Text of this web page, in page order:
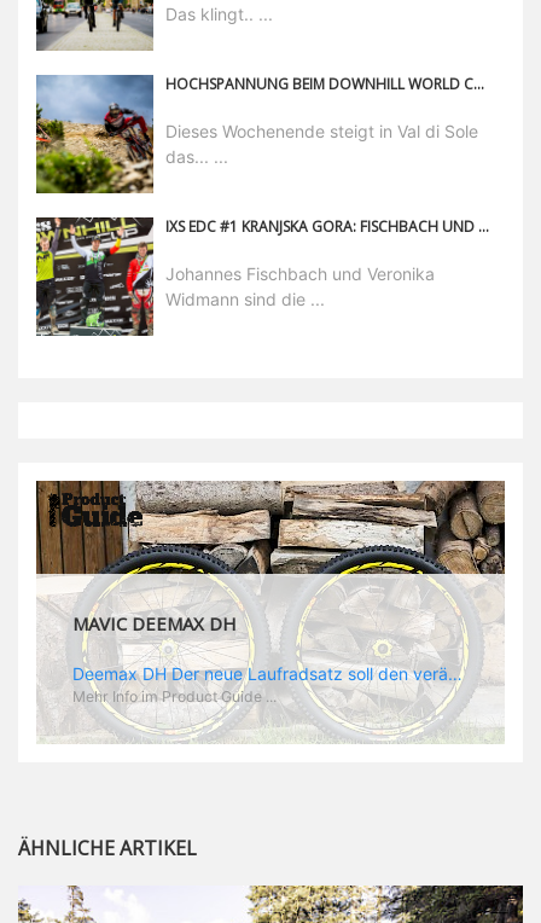
Das klingt.. ...
HOCHSPANNUNG BEIM DOWNHILL WORLD CUP FINALE
Dieses Wochenende steigt in Val di Sole
das... ...
IXS EDC #1 KRANJSKA GORA: FISCHBACH UND WIDMANN GEWINNEN SAISONAUFTAKT
Johannes Fischbach und Veronika
Widmann sind die ...
MAVIC DEEMAX DH
Deemax DH Der neue Laufradsatz soll den veränderten Ansprüchen im Downhill Einsatz gerecht werden: die Geschwindigkeiten werden immer höher, die Kräfte, die aufs Material wirken ebenfalls. Damit steigen natürlich auch die Ansprüche der Fahrer ans Material. Das einzige, was eventuell niedriger wird, ist der Reifendruck. Somit ergibt sich der Anforderungskatalog an das Deemax-Update. Hier ist das Ergebnis: - der Laufradsatz bekam eine neue Felge mit 28 mm Innenbreite. Laut Scott Sharples ist das der beste Kompromiss aus Stabilität, Gewicht und Steifigkeit, vor allem aber passt diese Breite am besten zu den Reifen, die aktuell auf dem Markt sind und im Renneinsatz gefahren werden. Es gehe auch breite und schmaler, 28 mm hätten sich aber im Test als Optimum herausgestellt. - mit einem 4D-Fertigungsprozess wurde die Materialverteilung optimiert: Stabilität dort, wo sie erforderlich ist, Gewichtsersparnis da, wo es Sinn macht. Somit gibt Mavic eine GGewichtsersparnis von 15 % an, ohne an Stabilität einzubüßen - neue, ultraleichte „double butted“ Speichen und ein super effizienter Freilauf - Mavics bewährtes UST System für perfekte Kompatibilität mit Tubeless Reifen - Gewicht (Laufradset): 1944 g)
Mehr Info im Product Guide ...
ÄHNLICHE ARTIKEL